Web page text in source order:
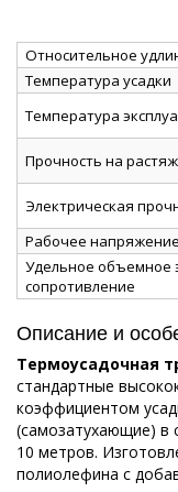
Относительное
Температура усадки
Температура
Прочность на
Электрическая
Рабочее напряжение
Удельное объемное
сопротивление
Описание и
Термоусадочная
стандартные
коэффициентом
(самозатухающие) в
10 метров.
полиолефина с